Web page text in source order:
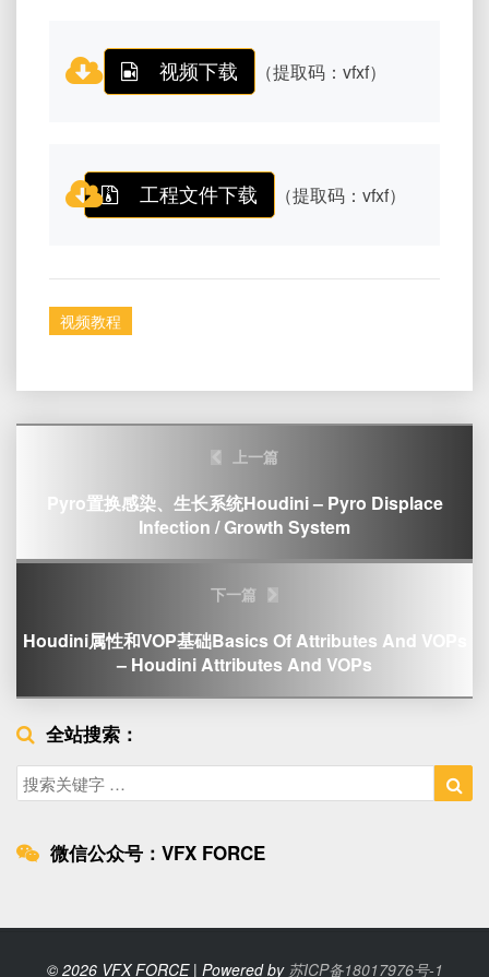
视频下载 （提取码：vfxf）
工程文件下载 （提取码：vfxf）
视频教程
上一篇
Pyro置换感染、生长系统Houdini – Pyro Displace
Infection / Growth System
下一篇
Houdini属性和VOP基础Basics Of Attributes And VOPs
– Houdini Attributes And VOPs
全站搜索：
Search
for:
微信公众号：VFX FORCE
© 2026 VFX FORCE | Powered by 苏ICP备18017976号-1